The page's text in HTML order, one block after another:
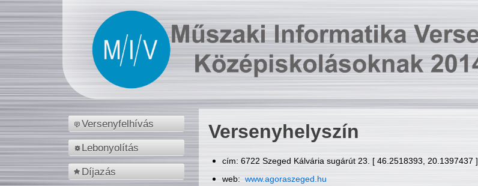
Versenyfelhívás
Lebonyolítás
Díjazás
Versenyhelyszín
cím: 6722 Szeged Kálvária sugárút 23. [ 46.2518393, 20.1397437 ]
web: www.agoraszeged.hu